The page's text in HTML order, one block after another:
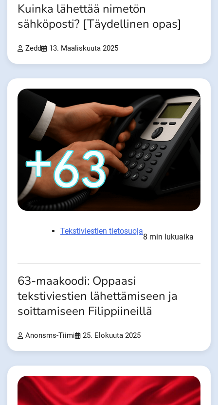
Kuinka lähettää nimetön
sähköposti? [Täydellinen opas]
Zedd 13. Maaliskuuta 2025
Tekstiviestien tietosuoja
8 min lukuaika
63-maakoodi: Oppaasi
tekstiviestien lähettämiseen ja
soittamiseen Filippiineillä
Anonsms-Tiimi 25. Elokuuta 2025